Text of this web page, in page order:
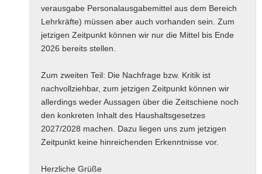
verausgabe Personalausgabemittel aus dem Bereich
Lehrkräfte) müssen aber auch vorhanden sein. Zum
jetzigen Zeitpunkt können wir nur die Mittel bis Ende
2026 bereits stellen.
Zum zweiten Teil: Die Nachfrage bzw. Kritik ist
nachvollziehbar, zum jetzigen Zeitpunkt können wir
allerdings weder Aussagen über die Zeitschiene noch
den konkreten Inhalt des Haushaltsgesetzes
2027/2028 machen. Dazu liegen uns zum jetzigen
Zeitpunkt keine hinreichenden Erkenntnisse vor.
Herzliche Grüße